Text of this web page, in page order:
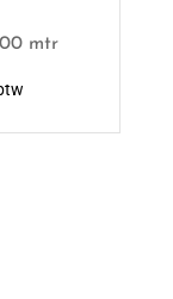
mtr